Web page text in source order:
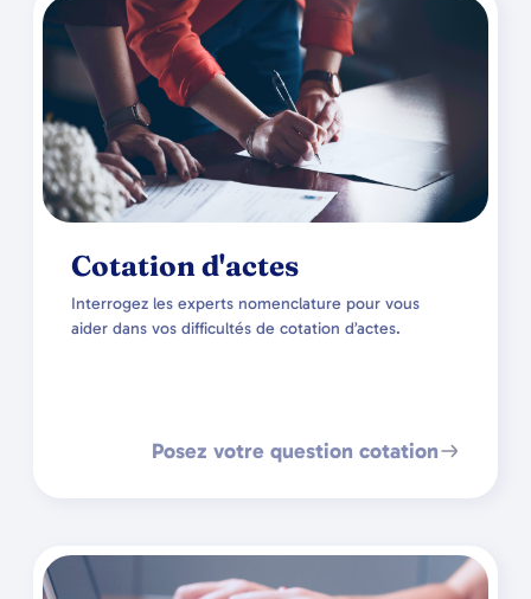
Cotation d'actes
Interrogez les experts nomenclature pour vous
aider dans vos difficultés de cotation d’actes.
Posez votre question cotation